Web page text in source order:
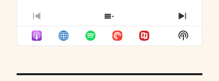
PREVIOUS
EPISODE
SHOW
EPISODES
LIST
NEXT
Show
Podcast